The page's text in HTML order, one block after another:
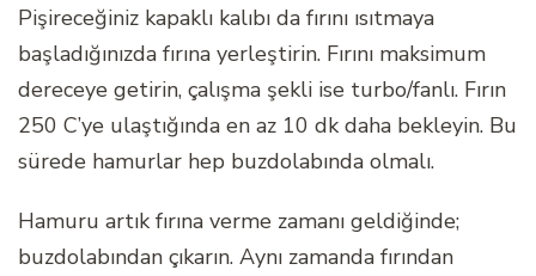
Pişireceğiniz kapaklı kalıbı da fırını ısıtmaya
başladığınızda fırına yerleştirin. Fırını maksimum
dereceye getirin, çalışma şekli ise turbo/fanlı. Fırın
250 C’ye ulaştığında en az 10 dk daha bekleyin. Bu
sürede hamurlar hep buzdolabında olmalı.
Hamuru artık fırına verme zamanı geldiğinde;
buzdolabından çıkarın. Aynı zamanda fırından